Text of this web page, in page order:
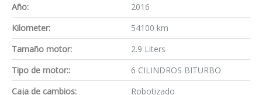
Año:
2016
Kilometer:
54100 km
Tamaño motor:
2.9 Liters
Tipo de motor::
6 CILINDROS BITURBO
Caja de cambios:
Robotizado